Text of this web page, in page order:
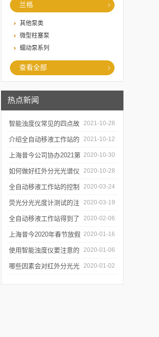
兰格
其他泵类
微型柱塞泵
蠕动泵系列
查看全部
热点新闻
智能浊度仪常见的四点故
障
2021-10-28
介绍全自动移液工作站的
三种移液方式
2021-10-12
上海昔今公司协办2021第
二届上海沪助科研圈发展
年会
2020-10-30
如何做好红外分光光谱仪
的防潮工作
2020-10-28
全自动移液工作站的控制
软件有哪些特点
2020-03-24
荧光分光光度计测试的注
意事项有哪些
2020-03-19
全自动移液工作站得到了
广泛的应用
2020-02-06
上海昔今2020年春节放假
通知
2020-01-16
使用智能浊度仪要注意的
几个要点
2020-01-06
哪些因素会对红外分光光 2020-01-02